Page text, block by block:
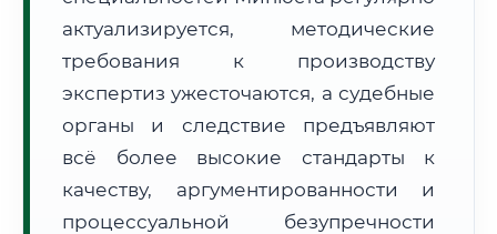
актуализируется, методические
требования к производству
экспертиз ужесточаются, а судебные
органы и следствие предъявляют
всё более высокие стандарты к
качеству, аргументированности и
процессуальной безупречности